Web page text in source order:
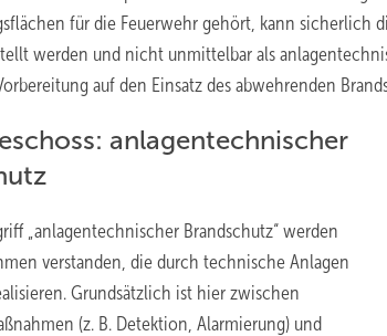
für die Feuerwehr gehört, kann sicherlich
werden und nicht unmittelbar als
auf den Einsatz des abwehrenden
anlagentechnischer
„anlagentechnischer Brandschutz“ werden
verstanden, die durch technische Anlagen
Grundsätzlich ist hier zwischen
(z. B. Detektion, Alarmierung) und